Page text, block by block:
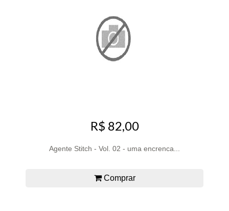
R$ 82,00
Agente Stitch - Vol. 02 - uma encrenca...
Comprar